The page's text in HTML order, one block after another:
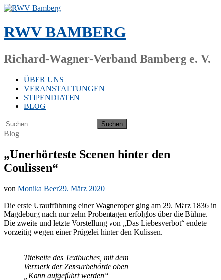
Zum
springen
RWV BAMBERG
Richard-Wagner-Verband Bamberg e. V.
ÜBER UNS
VERANSTALTUNGEN
STIPENDIATEN
BLOG
Suchen
nach:
Blog
„Unerhörteste Scenen hinter den
Coulissen“
von Monika Beer29. März 2020
Die ers­te Ur­auf­füh­rung ei­ner Wag­ner­oper ging am 29. März 1836 in
Mag­de­burg nach nur zehn Pro­ben­ta­gen er­folg­los über die Büh­ne.
Die zwei­te und letz­te Vor­stel­lung von „Das Lie­bes­ver­bot“ en­de­te
vor­zei­tig we­gen ei­ner Prü­ge­lei hin­ter den Kulissen.
Ti­tel­sei­te des Text­bu­ches, mit dem
Ver­merk der Zen­sur­be­hör­de oben
„Kann auf­ge­führt werden“